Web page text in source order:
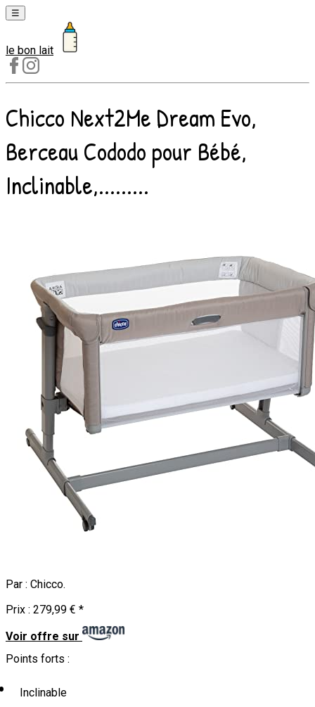
☰
Laits
1er
âge
Laits
2e
âge
Laits
de
le bon lait
Chicco Next2Me Dream Evo,
Berceau Cododo pour Bébé,
Inclinable,.........
Par : Chicco.
Prix : 279,99 € *
Voir offre sur
Points forts :
Inclinable